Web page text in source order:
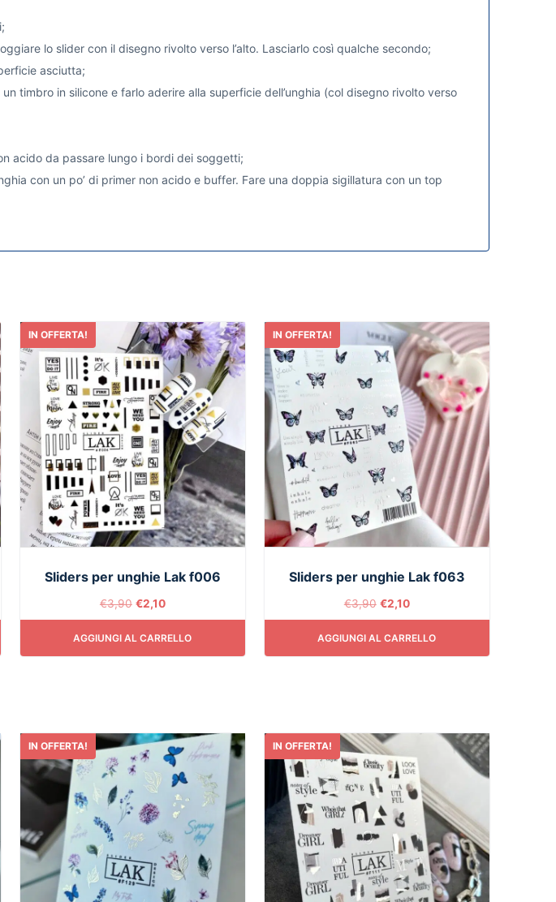
lo slider con il disegno rivolto verso l’alto. Lasciarlo così qualche secondo;
asciutta;
timbro in silicone e farlo aderire alla superficie dell’unghia (col disegno rivolto verso
acido da passare lungo i bordi dei soggetti;
con un po’ di primer non acido e buffer. Fare una doppia sigillatura con un top
IN OFFERTA!
Sliders per unghie Lak f006
€3,90 €2,10
AGGIUNGI AL CARRELLO
IN OFFERTA!
Sliders per unghie Lak f063
€3,90 €2,10
AGGIUNGI AL CARRELLO
IN OFFERTA! IN OFFERTA!